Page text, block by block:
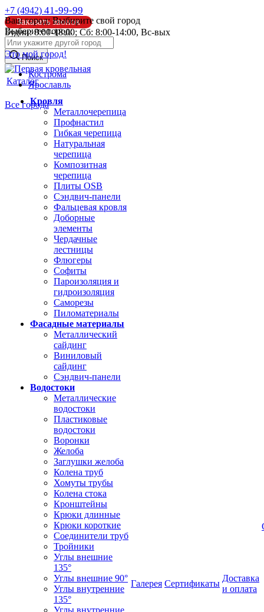
Ваш город: Выбирите свой город
Выберите город:
Это мой город!
Кострома
Ярославль
Все города
+7 (4942) 41-99-99
Заказать звонок
Будни: 8:00-18:00; Сб: 8:00-14:00, Вс-вых
info@pk44.ru
Поиск
Каталог
Кровля
Металлочерепица
Профнастил
Гибкая черепица
Натуральная
черепица
Композитная
черепица
Плиты OSB
Сэндвич-панели
Фальцевая кровля
Доборные
элементы
Чердачные
лестницы
Флюгеры
Софиты
Пароизоляция и
гидроизоляция
Саморезы
Пиломатериалы
Фасадные материалы
Металлический
сайдинг
Виниловый
сайдинг
Сэндвич-панели
Водостоки
Металлические
водостоки
Пластиковые
водостоки
Воронки
Желоба
Заглушки желоба
Колена труб
Хомуты трубы
Колена стока
Кронштейны
Крюки длинные
Крюки короткие
Соединители труб
Тройники
Углы внешние
135°
Углы внешние 90°
Углы внутренние
135°
Углы внутренние
Галерея Сертификаты
Доставка
и оплата